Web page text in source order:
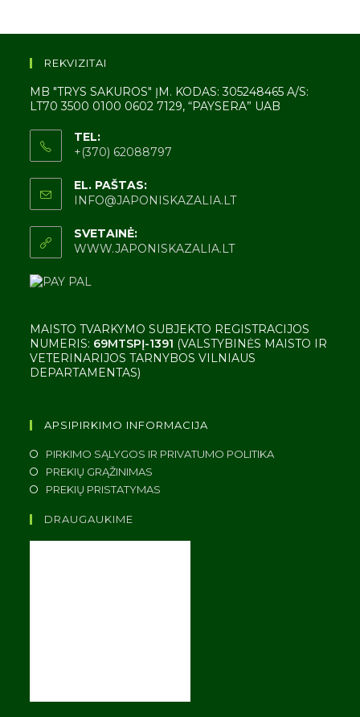
REKVIZITAI
MB "TRYS SAKUROS" ĮM. KODAS: 305248465 A/S:
LT70 3500 0100 0602 7129, “PAYSERA” UAB
TEL:
+(370) 62088797
EL. PAŠTAS:
INFO@JAPONISKAZALIA.LT
SVETAINĖ:
WWW.JAPONISKAZALIA.LT
MAISTO TVARKYMO SUBJEKTO REGISTRACIJOS
NUMERIS: 69MTSPĮ-1391 (VALSTYBINĖS MAISTO IR
VETERINARIJOS TARNYBOS VILNIAUS
DEPARTAMENTAS)
APSIPIRKIMO INFORMACIJA
PIRKIMO SĄLYGOS IR PRIVATUMO POLITIKA
PREKIŲ GRĄŽINIMAS
PREKIŲ PRISTATYMAS
DRAUGAUKIME